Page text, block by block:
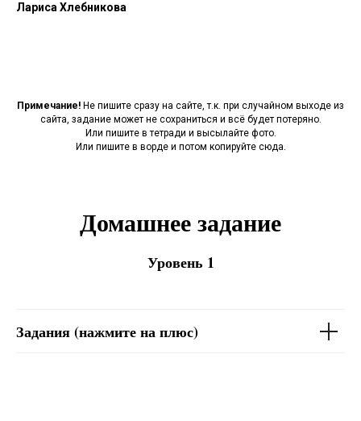
Лариса Хлебникова
Примечание! Не пишите сразу на сайте, т.к. при случайном выходе из
сайта, задание может не сохраниться и всё будет потеряно.
Или пишите в тетради и высылайте фото.
Или пишите в ворде и потом копируйте сюда.
Домашнее задание
Уровень 1
Задания (нажмите на плюс)